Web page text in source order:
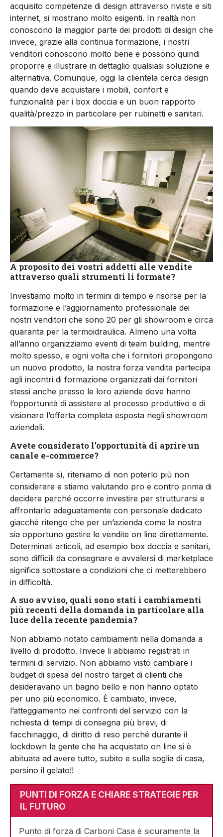
acquisito competenze di design attraverso riviste e siti
internet, si mostrano molto esigenti. In realtà non
conoscono la maggior parte dei prodotti di design che
invece, grazie alla continua formazione, i nostri
venditori conoscono molto bene e possono quindi
proporre e illustrare in dettaglio qualsiasi soluzione e
alternativa. Comunque, oggi la clientela cerca design
quando deve acquistare i mobili, confort e
funzionalità per i box doccia e un buon rapporto
qualità/prezzo in particolare per rubinetti e sanitari.
A proposito dei vostri addetti alle vendite
attraverso quali strumenti li formate?
Investiamo molto in termini di tempo e risorse per la
formazione e l’aggiornamento professionale dei
nostri venditori che sono 20 per gli showroom e circa
quaranta per la termoidraulica. Almeno una volta
all’anno organizziamo eventi di team building, mentre
molto spesso, e ogni volta che i fornitori propongono
un nuovo prodotto, la nostra forza vendita partecipa
agli incontri di formazione organizzati dai fornitori
stessi anche presso le loro aziende dove hanno
l’opportunità di assistere al processo produttivo e di
visionare l’offerta completa esposta negli showroom
aziendali.
Avete considerato l’opportunità di aprire un
canale e-commerce?
Certamente sì, riteniamo di non poterlo più non
considerare e stiamo valutando pro e contro prima di
decidere perché occorre investire per strutturarsi e
affrontarlo adeguatamente con personale dedicato
giacché ritengo che per un’azienda come la nostra
sia opportuno gestire le vendite on line direttamente.
Determinati articoli, ad esempio box doccia e sanitari,
sono difficili da consegnare e avvalersi di marketplace
significa sottostare a condizioni che ci metterebbero
in difficoltà.
A suo avviso, quali sono stati i cambiamenti
più recenti della domanda in particolare alla
luce della recente pandemia?
Non abbiamo notato cambiamenti nella domanda a
livello di prodotto. Invece li abbiamo registrati in
termini di servizio. Non abbiamo visto cambiare i
budget di spesa del nostro target di clienti che
desideravano un bagno bello e non hanno optato
per uno più economico. È cambiato, invece,
l’atteggiamento nei confronti del servizio con la
richiesta di tempi di consegna più brevi, di
facchinaggio, di diritto di reso perché durante il
lockdown la gente che ha acquistato on line si è
abituata ad avere tutto, subito e sulla soglia di casa,
persino il gelato!!
PUNTI DI FORZA E CHIARE STRATEGIE PER
IL FUTURO
Punto di forza di Carboni Casa è sicuramente la